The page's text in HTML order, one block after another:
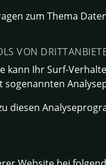
zum Thema
VON
kann Ihr Surf-
sogenannten
diesen